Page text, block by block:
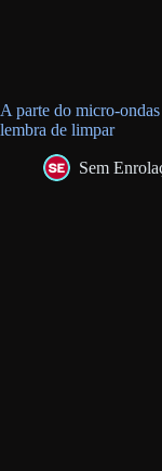
A parte do micro-
lembra de limpar
Sem